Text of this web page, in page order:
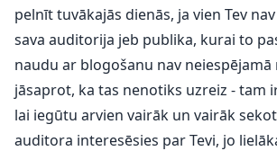
pelnīt tuvākajās dienās, ja vien Tev
sava auditorija jeb publika, kurai to
naudu ar blogošanu nav neiespējamā
jāsaprot, ka tas nenotiks uzreiz - tam
lai iegūtu arvien vairāk un vairāk
auditora interesēsies par Tevi, jo